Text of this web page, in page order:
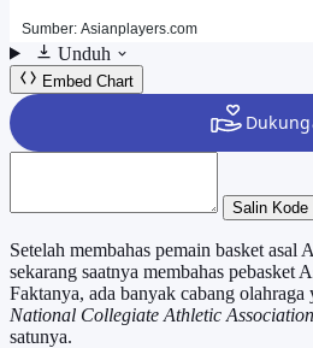
Unduh
Embed Chart
Salin Kode
Setelah membahas pemain basket
sekarang saatnya membahas
Faktanya, ada banyak cabang
National Collegiate Athletic
satunya.